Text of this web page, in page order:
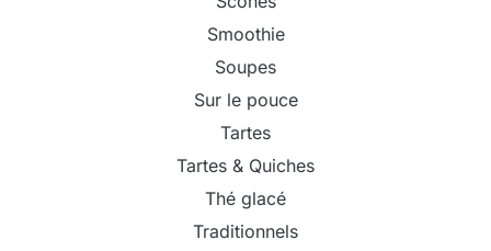
Smoothie
Soupes
Sur le pouce
Tartes
Tartes & Quiches
Thé glacé
Traditionnels